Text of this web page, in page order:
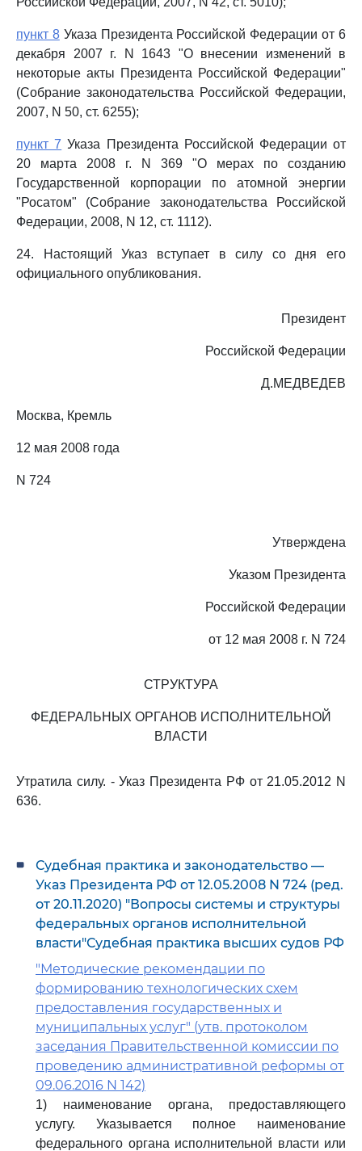
пункт 8Указа Президента Российской Федерации от 6
декабря 2007 г. N 1643 "О внесении изменений в
некоторые акты Президента Российской Федерации"
(Собрание законодательства Российской Федерации,
2007, N 50, ст. 6255);
пункт 7 Указа Президента Российской Федерации от
20 марта 2008 г. N 369 "О мерах по созданию
Государственной корпорации по атомной энергии
"Росатом" (Собрание законодательства Российской
Федерации, 2008, N 12, ст. 1112).
24. Настоящий Указ вступает в силу со дня его
официального опубликования.
Президент
Российской Федерации
Д.МЕДВЕДЕВ
Москва, Кремль
12 мая 2008 года
N 724
Утверждена
Указом Президента
Российской Федерации
от 12 мая 2008 г. N 724
СТРУКТУРА
ФЕДЕРАЛЬНЫХ ОРГАНОВ ИСПОЛНИТЕЛЬНОЙ
ВЛАСТИ
Утратила силу. - Указ Президента РФ от 21.05.2012 N
636.
Судебная практика и законодательство —
Указ Президента РФ от 12.05.2008 N 724 (ред.
от 20.11.2020) "Вопросы системы и структуры
федеральных органов исполнительной
власти"Судебная практика высших судов РФ
"Методические рекомендации по
формированию технологических схем
предоставления государственных и
муниципальных услуг" (утв. протоколом
заседания Правительственной комиссии по
проведению административной реформы от
09.06.2016 N 142)
1) наименование органа, предоставляющего
услугу. Указывается полное наименование
федерального органа исполнительной власти или